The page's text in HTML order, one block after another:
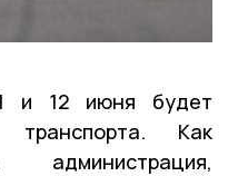
и 12 июня будет
транспорта. Как
администрация,